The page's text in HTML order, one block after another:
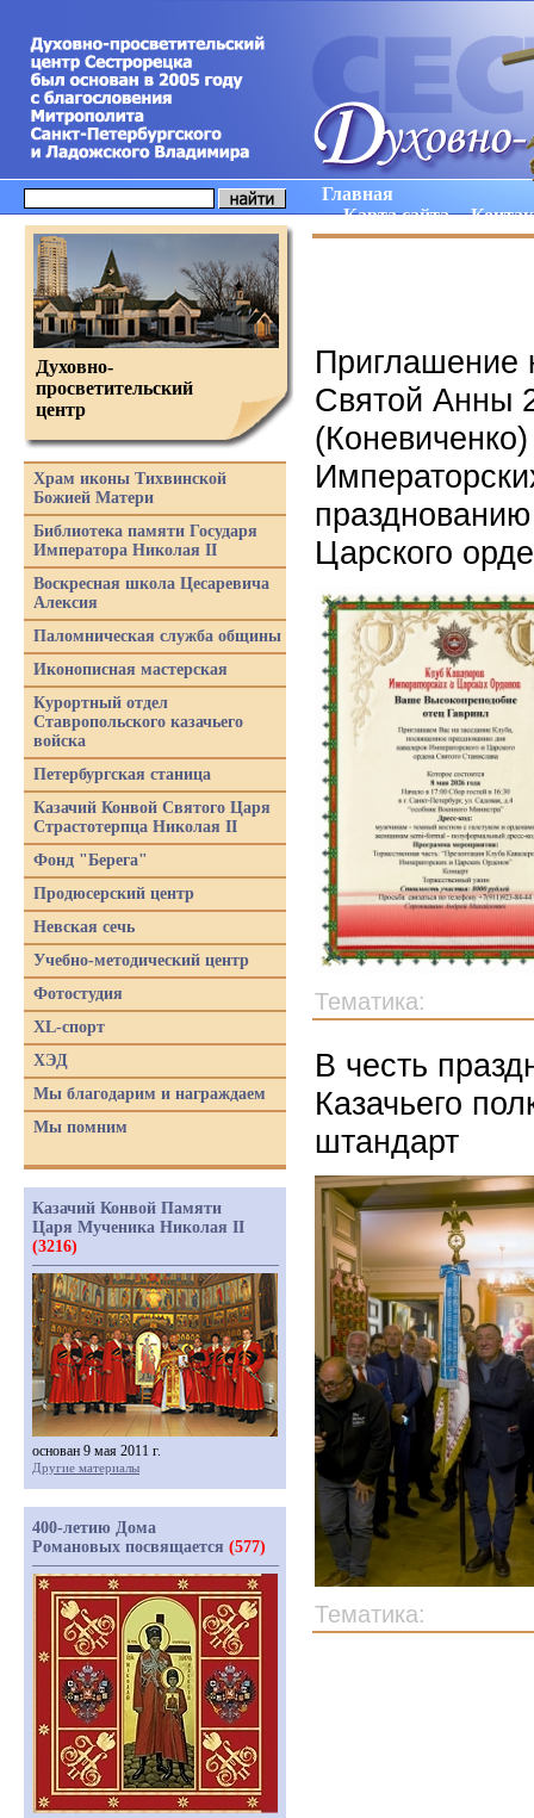
Главная
Карта сайта
Приглашение
Святой Анны
Царского
Тематика:
В честь
Казачьего
штандарт
Тематика:
Духовно-
просветительский
центр
Храм иконы Тихвинской
Божией Матери
Библиотека памяти Государя
Императора Николая II
Воскресная школа Цесаревича
Алексия
Паломническая служба общины
Иконописная мастерская
Курортный отдел
Ставропольского казачьего
войска
Петербургская станица
Казачий Конвой Святого Царя
Страстотерпца Николая II
Фонд "Берега"
Продюсерский центр
Невская сечь
Учебно-методический центр
Фотостудия
XL-спорт
ХЭД
Мы благодарим и награждаем
Мы помним
Казачий Конвой Памяти
Царя Мученика Николая II
(3216)
основан 9 мая 2011 г.
Другие материалы
400-летию Дома
Романовых посвящается (577)